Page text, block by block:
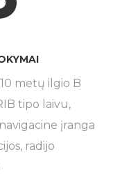
metų ilgio B
tipo laivu,
įranga
radijo